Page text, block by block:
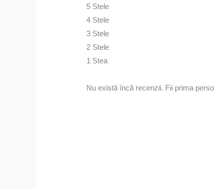
5 Stele
4 Stele
3 Stele
2 Stele
1 Stea
Nu există încă recenzii. Fii prima